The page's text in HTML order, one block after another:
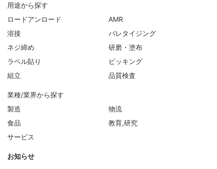
用途から探す
ロードアンロード
AMR
溶接
パレタイジング
ネジ締め
研磨・塗布
ラベル貼り
ピッキング
組立
品質検査
業種/業界から探す
製造
物流
食品
教育,研究
サービス
お知らせ